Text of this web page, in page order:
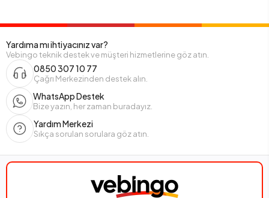
Yardıma mı ihtiyacınız var?
Vebingo teknik destek ve müşteri hizmetlerine göz atın.
0850 307 10 77
Çağrı Merkezinden destek alın.
WhatsApp Destek
Bize yazın, her zaman buradayız.
Yardım Merkezi
Sıkça sorulan sorulara göz atın.